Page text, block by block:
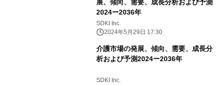
展、傾向、需要、成長分析および予測
2024ー2036年
SDKI Inc.
2024年5月29日 17:30
介護市場の発展、傾向、需要、成長分
析および予測2024ー2036年
SDKI Inc.